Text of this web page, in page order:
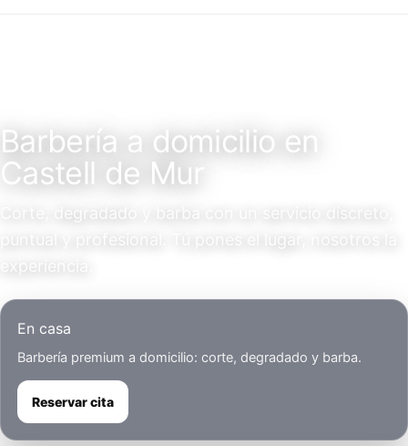
Barbería a domicilio en
Castell de Mur
Corte, degradado y barba con un servicio discreto,
puntual y profesional. Tú pones el lugar, nosotros la
En casa
Barbería premium a domicilio: corte, degradado y barba.
Reservar cita